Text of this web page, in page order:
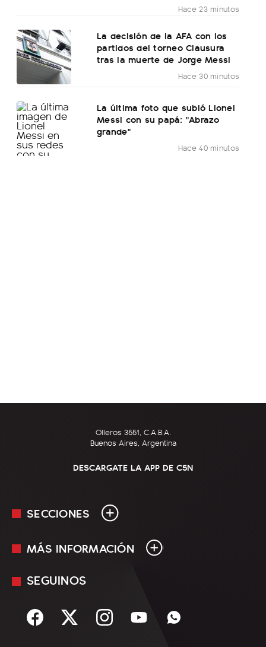
Hace 23 minutos
La decisión de la AFA con los
partidos del torneo Clausura
tras la muerte de Jorge Messi
Hace 30 minutos
La última foto que subió Lionel
Messi con su papá: "Abrazo
grande"
Hace 40 minutos
Olleros 3551, C.A.B.A.
Buenos Aires, Argentina
DESCARGATE LA APP DE C5N
SECCIONES
En Vivo
Sociedad
MÁS INFORMACIÓN
Mediakit
Términos y condiciones
SEGUINOS